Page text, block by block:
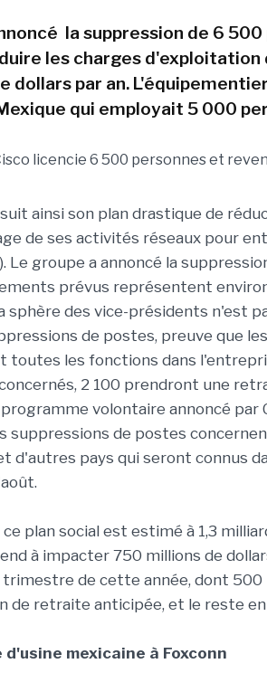
la suppression de 6
les charges d'exploitation
dollars par an.
qui employait 5 000
ainsi son plan drastique de
de ses activités réseaux pour
Le groupe a annoncé la
prévus représentent
sphère des vice-présidents n'est
de postes, preuve que
toutes les fonctions dans
2 100 prendront une
volontaire annoncé par
suppressions de postes
d'autres pays qui seront connus
plan social est estimé à 1,3
à impacter 750 millions de
de cette année, dont 500
de retraite anticipée, et le reste en
d'usine mexicaine à Foxconn